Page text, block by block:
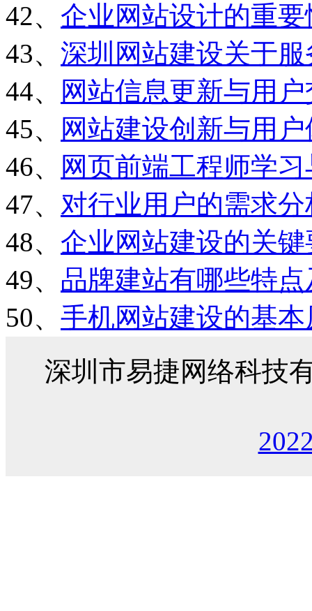
42、 企业网站设计的重要
43、 深圳网站建设关于
44、
网站信息更新与用
45、
网站建设创新与用
46、
网页前端工程师学
47、 对行业用户的需求
48、 企业网站建设的关
49、 品牌建站有哪些特
50、 手机网站建设的基本
深圳市易捷网络科